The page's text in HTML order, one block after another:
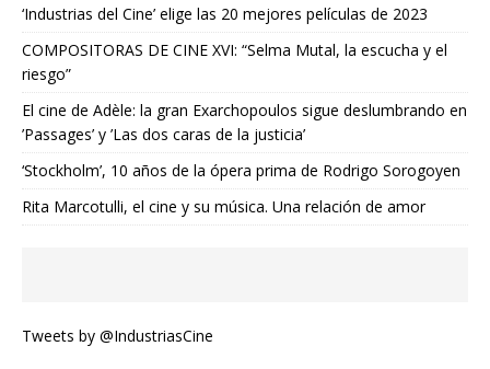
‘Industrias del Cine’ elige las 20 mejores películas de 2023
COMPOSITORAS DE CINE XVI: “Selma Mutal, la escucha y el
riesgo”
El cine de Adèle: la gran Exarchopoulos sigue deslumbrando en
’Passages’ y ’Las dos caras de la justicia’
‘Stockholm’, 10 años de la ópera prima de Rodrigo Sorogoyen
Rita Marcotulli, el cine y su música. Una relación de amor
Tweets by @IndustriasCine